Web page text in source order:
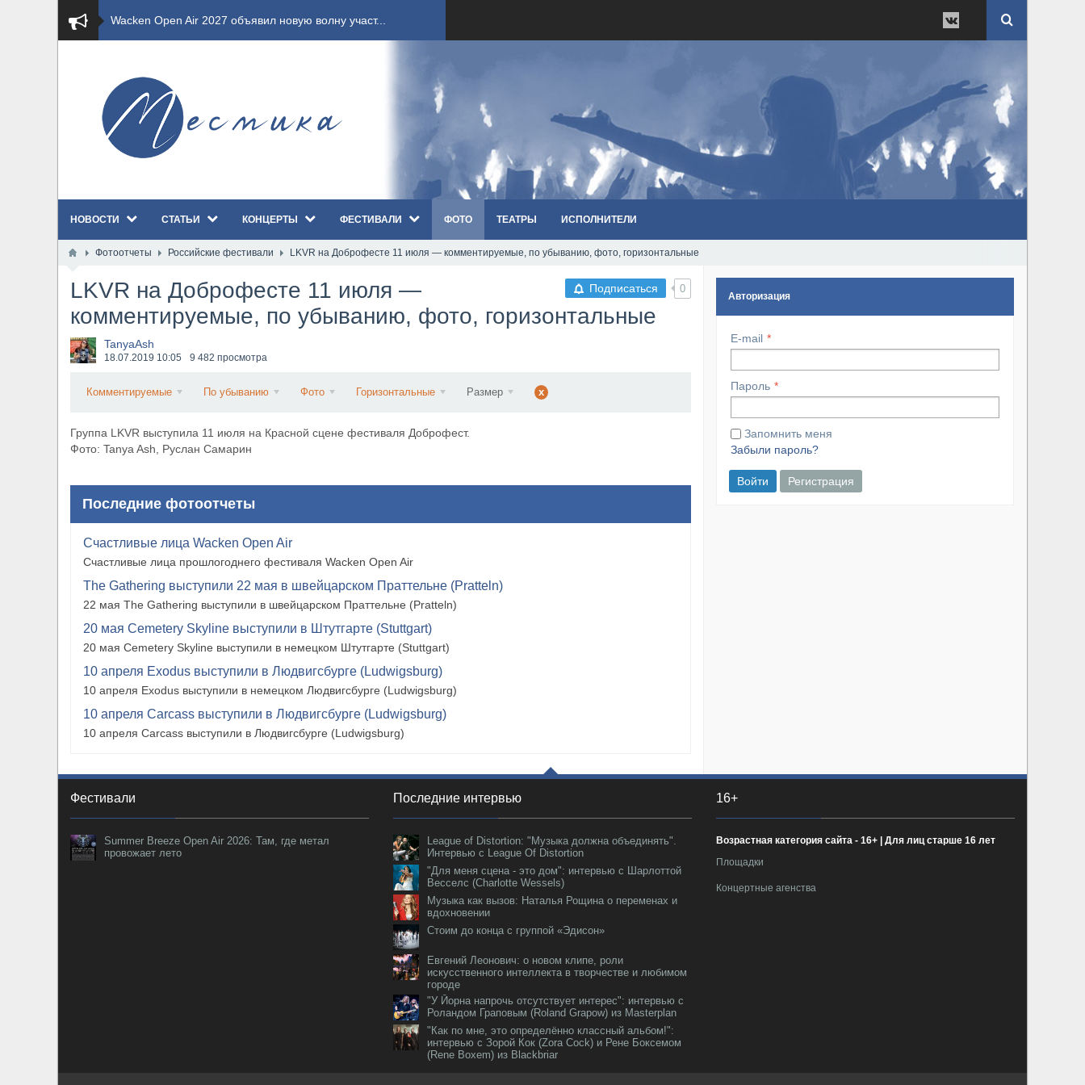
​Wacken Open Air 2027 объявил новую волну участ...
​Wacken Open Air 2026 полностью распродан
GHOST возвращаются на большие экраны с новым ко...
​Wacken Open Air 2026: открыт новый портал Cash...
Всероссийский рок-фестиваль HAMMER FEST впервые...
XANDRIA представили новый сингл под названием «...
НОВОСТИ СТАТЬИ КОНЦЕРТЫ ФЕСТИВАЛИ ФОТО ТЕАТРЫ ИСПОЛНИТЕЛИ
Фотоотчеты Российские фестивали LKVR на Доброфесте 11 июля — комментируемые, по убыванию, фото, горизонтальные
Подписаться 0
LKVR на Доброфесте 11 июля —
комментируемые, по убыванию, фото, горизонтальные
TanyaAsh
18.07.2019 10:05 9 482 просмотра
Комментируемые По убыванию Фото Горизонтальные Размер x
Группа LKVR выступила 11 июля на Красной сцене фестиваля Доброфест.
Фото: Tanya Ash, Руслан Самарин
Последние фотоотчеты
Счастливые лица Wacken Open Air
Счастливые лица прошлогоднего фестиваля Wacken Open Air
The Gathering выступили 22 мая в швейцарском Праттельне (Pratteln)
22 мая The Gathering выступили в швейцарском Праттельне (Pratteln)
20 мая Cemetery Skyline выступили в Штутгарте (Stuttgart)
20 мая Cemetery Skyline выступили в немецком Штутгарте (Stuttgart)
10 апреля Exodus выступили в Людвигсбурге (Ludwigsburg)
10 апреля Exodus выступили в немецком Людвигсбурге (Ludwigsburg)
10 апреля Carcass выступили в Людвигсбурге (Ludwigsburg)
10 апреля Carcass выступили в Людвигсбурге (Ludwigsburg)
Авторизация
E-mail
Пароль
Запомнить меня
Забыли пароль?
Войти Регистрация
Фестивали
Summer Breeze Open Air 2026: Там, где метал
провожает лето
Последние интервью
League of Distortion: "Музыка должна объединять".
Интервью с League Of Distortion
"Для меня сцена - это дом": интервью с Шарлоттой
Весселс (Charlotte Wessels)
Музыка как вызов: Наталья Рощина о переменах и
вдохновении
Стоим до конца с группой «Эдисон»
Евгений Леонович: о новом клипе, роли
искусственного интеллекта в творчестве и любимом
городе
"У Йорна напрочь отсутствует интерес": интервью с
Роландом Граповым (Roland Grapow) из Masterplan
"Как по мне, это определённо классный альбом!":
интервью с Зорой Кок (Zora Cock) и Рене Боксемом
(Rene Boxem) из Blackbriar
16+
Возрастная категория сайта - 16+ | Для лиц старше 16 лет
Площадки
Концертные агенства